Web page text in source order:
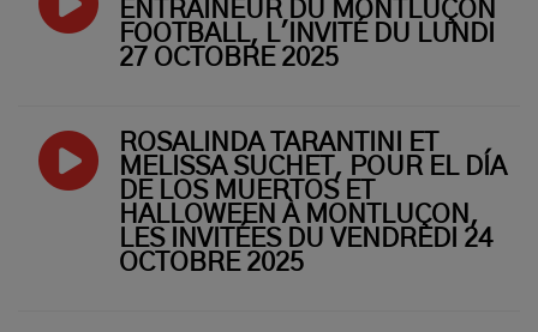
ENTRAÎNEUR DU MONTLUÇON
FOOTBALL, L'INVITÉ DU LUNDI
27 OCTOBRE 2025
ROSALINDA TARANTINI ET
MELISSA SUCHET, POUR EL DÍA
DE LOS MUERTOS ET
HALLOWEEN À MONTLUÇON,
LES INVITÉES DU VENDREDI 24
OCTOBRE 2025